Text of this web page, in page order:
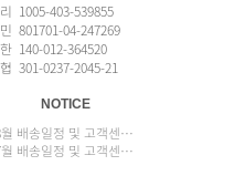
1005-403-539855
801701-04-247269
140-012-364520
301-0237-2045-21
NOTICE
8월 배송일정 및 고객센터 업무 안내
7월 배송일정 및 고객센터 업무 안내